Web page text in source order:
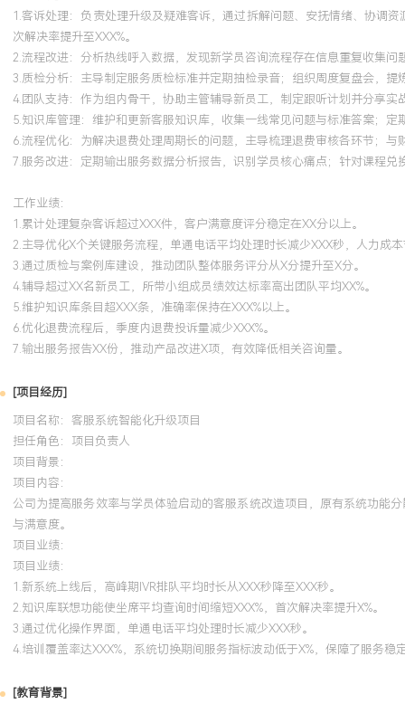
1.客诉处理：负责处理升级及疑难客诉，通过拆解问题、安抚情绪、协调
次解决率提升至XXX%。
2.流程改进：分析热线呼入数据，发现新学员咨询流程存在信息重复收集
3.质检分析：主导制定服务质检标准并定期抽检录音；组织周度复盘会，
4.团队支持：作为组内骨干，协助主管辅导新员工，制定跟听计划并分享
5.知识库管理：维护和更新客服知识库，收集一线常见问题与标准答案；
6.流程优化：为解决退费处理周期长的问题，主导梳理退费审核各环节；
7.服务改进：定期输出服务数据分析报告，识别学员核心痛点；针对课程
工作业绩：
1.累计处理复杂客诉超过XXX件，客户满意度评分稳定在XX分以上。
2.主导优化X个关键服务流程，单通电话平均处理时长减少XXX秒，人力成
3.通过质检与案例库建设，推动团队整体服务评分从X分提升至X分。
4.辅导超过XX名新员工，所带小组成员绩效达标率高出团队平均XX%。
5.维护知识库条目超XXX条，准确率保持在XXX%以上。
6.优化退费流程后，季度内退费投诉量减少XXX%。
7.输出服务报告XX份，推动产品改进X项，有效降低相关咨询量。
[项目经历]
项目名称：客服系统智能化升级项目
担任角色： 项目负责人
项目背景：
项目内容：
公司为提高服务效率与学员体验启动的客服系统改造项目，原有系统功能
与满意度。
项目业绩：
项目业绩：
1.新系统上线后，高峰期IVR排队平均时长从XXX秒降至XXX秒。
2.知识库联想功能使坐席平均查询时间缩短XXX%，首次解决率提升X%。
3.通过优化操作界面，单通电话平均处理时长减少XXX秒。
4.培训覆盖率达XXX%，系统切换期间服务指标波动低于X%，保障了服务稳
[教育背景]